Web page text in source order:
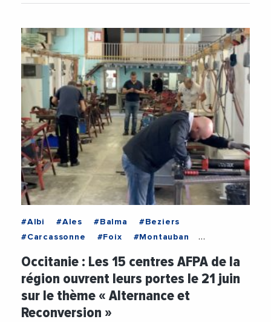
#Albi #Ales #Balma
#Beziers
#Carcassonne
#Foix
#Montauban
#Perpignan
#Rivesaltes
#Rodez
#SaintChelyDApcher
#SaintJeanDeVedas
#Tarbes
#Toulouse #Afpa
#AFPAOccitanie
#AlainMahe
#Alternance
Occitanie : Les 15 centres AFPA de la
région ouvrent leurs portes le 21 juin
sur le thème « Alternance et
Reconversion »